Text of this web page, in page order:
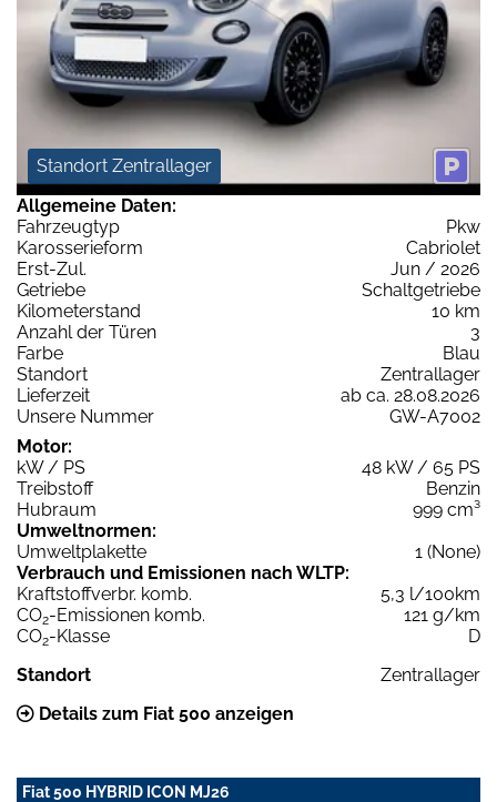
Standort Zentrallager
Allgemeine Daten:
Fahrzeugtyp
Pkw
Karosserieform
Cabriolet
Erst-Zul.
Jun / 2026
Getriebe
Schaltgetriebe
Kilometerstand
10 km
Anzahl der Türen
3
Farbe
Blau
Standort
Zentrallager
Lieferzeit
ab ca. 28.08.2026
Unsere Nummer
GW-A7002
Motor:
kW / PS
48 kW / 65 PS
Treibstoff
Benzin
Hubraum
999 cm³
Umweltnormen:
Umweltplakette
1 (None)
Verbrauch und Emissionen nach WLTP:
Kraftstoffverbr. komb.
5,3 l/100km
CO2-Emissionen komb.
121 g/km
CO2-Klasse
D
Standort
Zentrallager
Details zum Fiat 500 anzeigen
Fiat 500 HYBRID ICON MJ26